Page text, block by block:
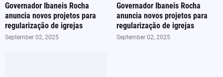
Governador Ibaneis Rocha
anuncia novos projetos para
regularização de igrejas
September 02, 2025
Governador Ibaneis Rocha
anuncia novos projetos para
regularização de igrejas
September 02, 2025